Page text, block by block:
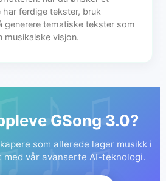
ferdige tekster, bruk
generere tematiske tekster som
musikalske visjon.
GSong 3.0?
som allerede lager musikk i
vår avanserte AI-teknologi.